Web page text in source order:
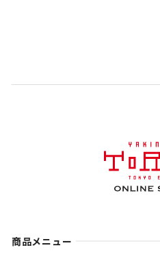
商品メニュー